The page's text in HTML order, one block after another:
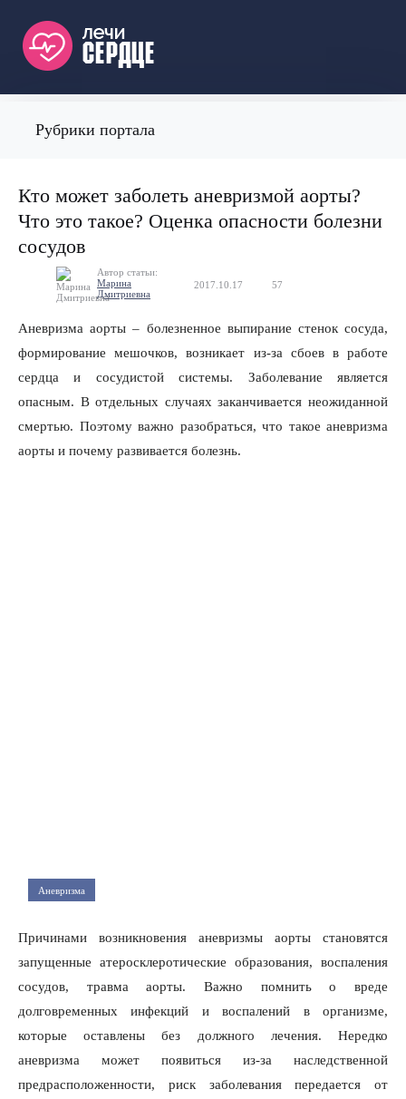
Рубрики портала
Кто может заболеть аневризмой аорты?
Что это такое? Оценка опасности болезни
сосудов
Автор статьи:
Марина
Дмитриевна
2017.10.17 57
Аневризма аорты – болезненное выпирание стенок сосуда,
формирование мешочков, возникает из-за сбоев в работе
сердца и сосудистой системы. Заболевание является
опасным. В отдельных случаях заканчивается неожиданной
смертью. Поэтому важно разобраться, что такое аневризма
аорты и почему развивается болезнь.
Аневризма
Причинами возникновения аневризмы аорты становятся
запущенные атеросклеротические образования, воспаления
сосудов, травма аорты. Важно помнить о вреде
долговременных инфекций и воспалений в организме,
которые оставлены без должного лечения. Нередко
аневризма может появиться из-за наследственной
предрасположенности, риск заболевания передается от